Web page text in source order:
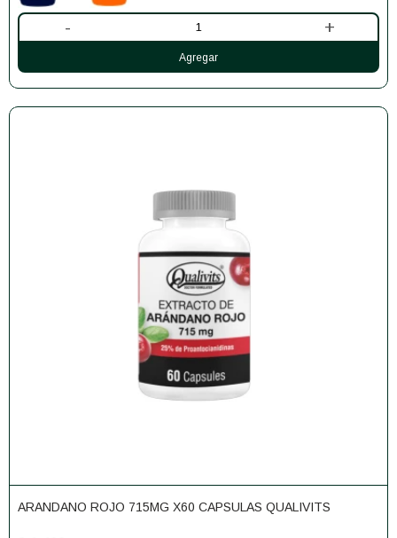
- +
ARANDANO ROJO 715MG X60 CAPSULAS QUALIVITS